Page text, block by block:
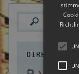
DIREKTER